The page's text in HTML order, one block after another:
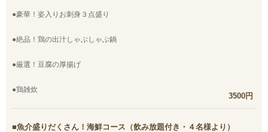
●豪華！姿入りお刺身３点盛り
●絶品！鶏の出汁しゃぶしゃぶ鍋
●厳選！豆腐の厚揚げ
●鶏雑炊
3500円
魚介盛りだくさん！海鮮コース（飲み放題付き・４名様より）